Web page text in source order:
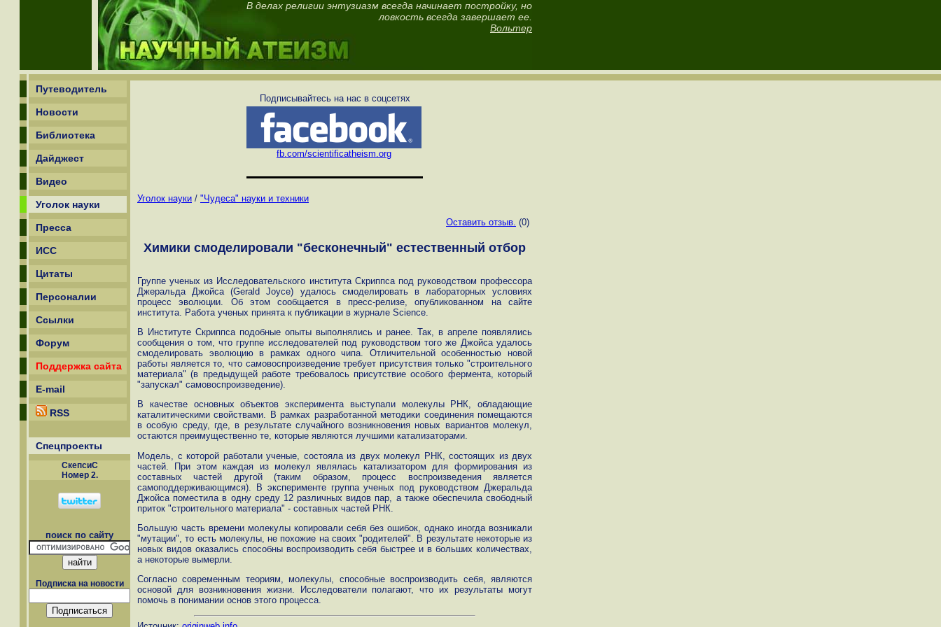
В делах религии энтузиазм всегда начинает постройку, но
ловкость всегда завершает ее.
Вольтер
Путеводитель
Новости
Библиотека
Дайджест
Видео
Уголок науки
Пресса
ИСС
Цитаты
Персоналии
Ссылки
Форум
Поддержка сайта
E-mail
RSS
Спецпроекты
СкепсиС
Номер 2.
поиск по сайту
Подписка на новости
Подписывайтесь на нас в соцсетях
fb.com/scientificatheism.org
Уголок науки / "Чудеса" науки и техники
Оставить отзыв. (0)
Химики смоделировали "бесконечный" естественный отбор
Группе ученых из Исследовательского института Скриппса под руководством профессора
Джеральда Джойса (Gerald Joyce) удалось смоделировать в лабораторных условиях
процесс эволюции. Об этом сообщается в пресс-релизе, опубликованном на сайте
института. Работа ученых принята к публикации в журнале Science.
В Институте Скриппса подобные опыты выполнялись и ранее. Так, в апреле появлялись
сообщения о том, что группе исследователей под руководством того же Джойса удалось
смоделировать эволюцию в рамках одного чипа. Отличительной особенностью новой
работы является то, что самовоспроизведение требует присутствия только "строительного
материала" (в предыдущей работе требовалось присутствие особого фермента, который
"запускал" самовоспроизведение).
В качестве основных объектов эксперимента выступали молекулы РНК, обладающие
каталитическими свойствами. В рамках разработанной методики соединения помещаются
в особую среду, где, в результате случайного возникновения новых вариантов молекул,
остаются преимущественно те, которые являются лучшими катализаторами.
Модель, с которой работали ученые, состояла из двух молекул РНК, состоящих из двух
частей. При этом каждая из молекул являлась катализатором для формирования из
составных частей другой (таким образом, процесс воспроизведения является
самоподдерживающимся). В эксперименте группа ученых под руководством Джеральда
Джойса поместила в одну среду 12 различных видов пар, а также обеспечила свободный
приток "строительного материала" - составных частей РНК.
Большую часть времени молекулы копировали себя без ошибок, однако иногда возникали
"мутации", то есть молекулы, не похожие на своих "родителей". В результате некоторые из
новых видов оказались способны воспроизводить себя быстрее и в больших количествах,
а некоторые вымерли.
Согласно современным теориям, молекулы, способные воспроизводить себя, являются
основой для возникновения жизни. Исследователи полагают, что их результаты могут
помочь в понимании основ этого процесса.